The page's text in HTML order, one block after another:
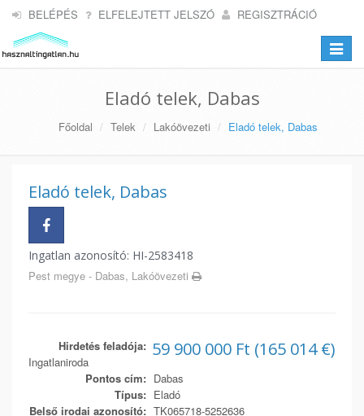
BELÉPÉS ELFELEJTETT JELSZÓ REGISZTRÁCIÓ
Toggle
Eladó telek, Dabas
Főoldal Telek Lakóövezeti Eladó telek, Dabas
Eladó telek, Dabas
Ingatlan azonosító: HI-2583418
Pest megye - Dabas, Lakóövezeti
59 900 000 Ft (165 014 €)
Hirdetés feladója:
Ingatlaniroda
Pontos cím: Dabas
Típus: Eladó
Belső irodai azonosító: TK065718-5252636